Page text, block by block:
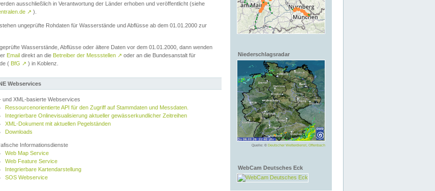
Niederschlagsradar
Quelle: © Deutscher Wetterdienst, Offenbach
WebCam Deutsches Eck
ausschließlich in Verantwortung der Länder erhoben und veröffentlicht (siehe
↗ ).
stehen ungeprüfte Rohdaten für Wasserstände und Abflüsse ab dem 01.01.2000 zur
Wasserstände, Abflüsse oder ältere Daten vor dem 01.01.2000, dann wenden
Email direkt an die Betreiber der Messstellen ↗ oder an die Bundesanstalt für
( BfG ↗ ) in Koblenz.
Webservices
und XML-basierte Webservices
Ressourcenorientierte API für den Zugriff auf Stammdaten und Messdaten.
Integrierbare Onlinevisualisierung aktueller gewässerkundlicher Zeitreihen
XML-Dokument mit aktuellen Pegelständen
Downloads
Informationsdienste
Web Map Service
Web Feature Service
Integrierbare Kartendarstellung
SOS Webservice